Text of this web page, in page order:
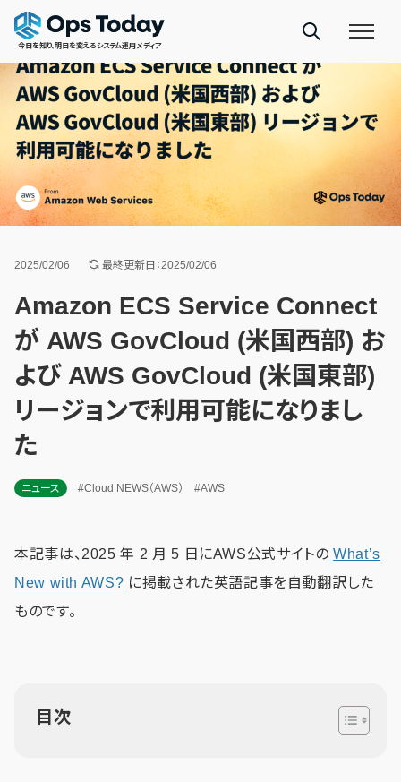
今日を知り、明日を変えるシステム運用メディア
2025/02/06 最終更新日：2025/02/06
Amazon ECS Service Connect
が AWS GovCloud (米国西部) お
よび AWS GovCloud (米国東部)
リージョンで利用可能になりまし
た
ニュース #Cloud NEWS（AWS） #AWS
本記事は、2025 年 2 月 5 日にAWS公式サイトのWhat’s
New with AWS? に掲載された英語記事を自動翻訳した
ものです。
目次